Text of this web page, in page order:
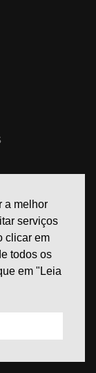
a melhor
serviços
clicar em
todos os
em "Leia